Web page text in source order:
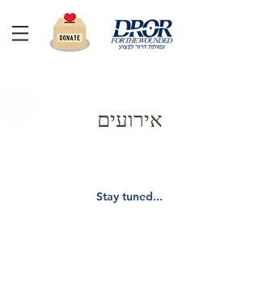
אירועים
Stay tuned...